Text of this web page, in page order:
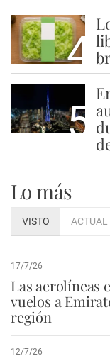
4
5
Lo más
VISTO ACTUAL
17/7/26
Las aerolíneas
vuelos a
región
12/7/26